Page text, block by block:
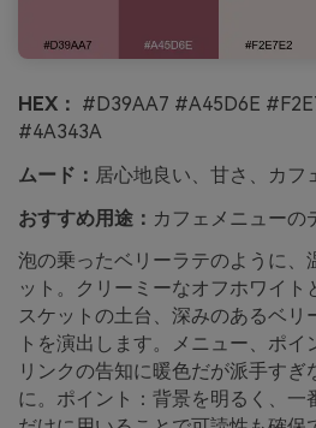
HEX： #D39AA7 #A45D6E
#4A343A
ムード： 居心地良い、甘さ、カフ
おすすめ用途： カフェメニューの
泡の乗ったベリーラテのように、
ット。クリーミーなオフホワイ
スケットの土台、深みのあるベリ
トを演出します。メニュー、ポ
リンクの告知に暖色だが派手す
に。ポイント：背景を明るく、一